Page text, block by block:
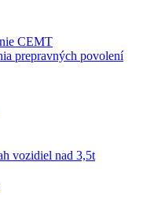
CEMT
prepravných povolení
vozidiel nad 3,5t